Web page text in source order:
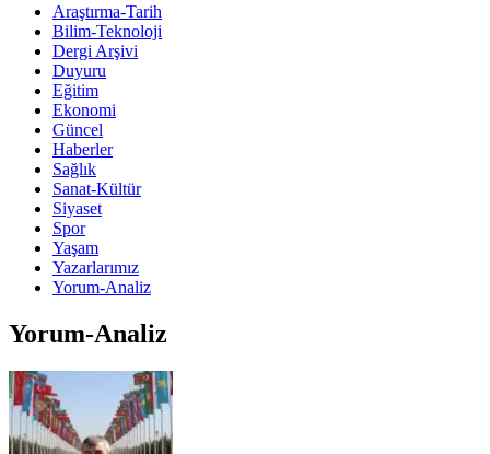
Araştırma-Tarih
Bilim-Teknoloji
Dergi Arşivi
Duyuru
Eğitim
Ekonomi
Güncel
Haberler
Sağlık
Sanat-Kültür
Siyaset
Spor
Yaşam
Yazarlarımız
Yorum-Analiz
Yorum-Analiz